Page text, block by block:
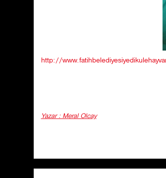
http://
Yazar : Meral Olcay